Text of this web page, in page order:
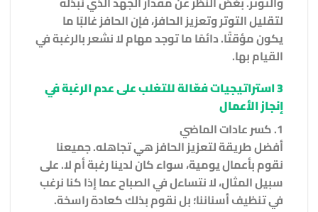
لتقليل التوتر وتعزيز الحافز، فإن الحافز غالبًا ما
يكون مؤقتًا. دائمًا ما توجد مهام لا نشعر بالرغبة في
القيام بها.
3 استراتيجيات فعّالة للتغلب على عدم الرغبة في
إنجاز الأعمال
1. كسر عادات الماضي
أفضل طريقة لتعزيز الحافز هي تجاهله. جميعنا
نقوم بأعمال يومية، سواء كان لدينا رغبة أم لا. على
سبيل المثال، لا نتساءل في الصباح عما إذا كنا نرغب
في تنظيف أسناننا؛ بل نقوم بذلك كعادة راسخة.